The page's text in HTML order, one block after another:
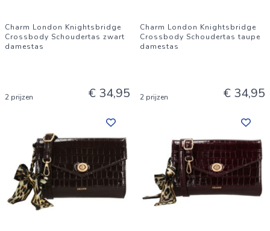
Charm London Knightsbridge
Crossbody Schoudertas zwart
damestas
2 prijzen € 34,95
Charm London Knightsbridge
Crossbody Schoudertas taupe
damestas
2 prijzen € 34,95